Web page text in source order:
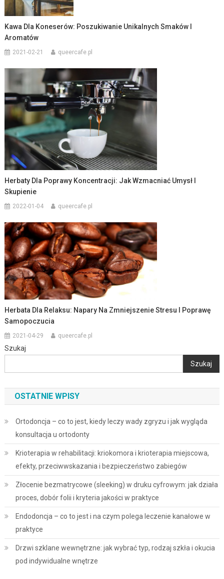
Kawa Dla Koneserów: Poszukiwanie Unikalnych Smaków I
Aromatów
2021-02-21 queercafe.pl
Herbaty Dla Poprawy Koncentracji: Jak Wzmacniać Umysł I
Skupienie
2022-01-04 queercafe.pl
Herbata Dla Relaksu: Napary Na Zmniejszenie Stresu I Poprawę
Samopoczucia
2021-04-29 queercafe.pl
Szukaj
Szukaj
OSTATNIE WPISY
Ortodoncja – co to jest, kiedy leczy wady zgryzu i jak wygląda
konsultacja u ortodonty
Krioterapia w rehabilitacji: kriokomora i krioterapia miejscowa,
efekty, przeciwwskazania i bezpieczeństwo zabiegów
Złocenie bezmatrycowe (sleeking) w druku cyfrowym: jak działa
proces, dobór folii i kryteria jakości w praktyce
Endodoncja – co to jest i na czym polega leczenie kanałowe w
praktyce
Drzwi szklane wewnętrzne: jak wybrać typ, rodzaj szkła i okucia
pod indywidualne wnętrze